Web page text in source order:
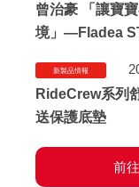
曾治豪 「讓寶
境」—Fladea
新製品情報
RideCrew系列
送保護底墊
前